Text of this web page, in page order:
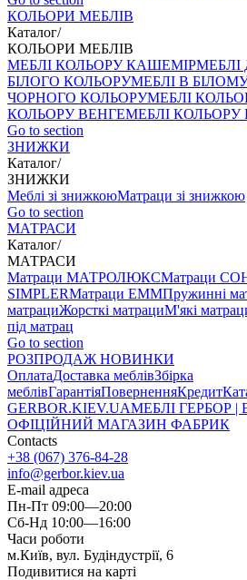
КОЛЬОРИ МЕБЛІВ
Каталог/
КОЛЬОРИ МЕБЛІВ
МЕБЛІ КОЛЬОРУ КАШЕМІР
БІЛОГО КОЛЬОРУМЕБЛІ В
ЧОРНОГО КОЛЬОРУМЕБЛІ
КОЛЬОРУ ВЕНГЕМЕБЛІ
Go to section
ЗНИЖКИ
Каталог/
ЗНИЖКИ
Меблі зі знижкоюМатраци зі знижкою
Go to section
МАТРАСИ
Каталог/
МАТРАСИ
Матраци МАТРОЛЮКСМатраци
SIMPLERМатраци ЕММПружинні
матрациЖорсткі матрациМ'які
під матрац
Go to section
РОЗПРОДАЖ НОВИНКИ
ОплатаДоставка меблівЗбірка
меблівГарантіяПоверненняКредит
GERBOR.KIEV.UAМЕБЛI ГЕРБОР |
ОФІЦІЙНИЙ МАГАЗИН ФАБРИК
Contacts
+38 (067) 376-84-28
info@gerbor.kiev.ua
E-mail адреса
Пн-Пт 09:00—20:00
Сб-Нд 10:00—16:00
Часи роботи
м.Київ, вул. Будіндустрії, 6
Подивитися на карті